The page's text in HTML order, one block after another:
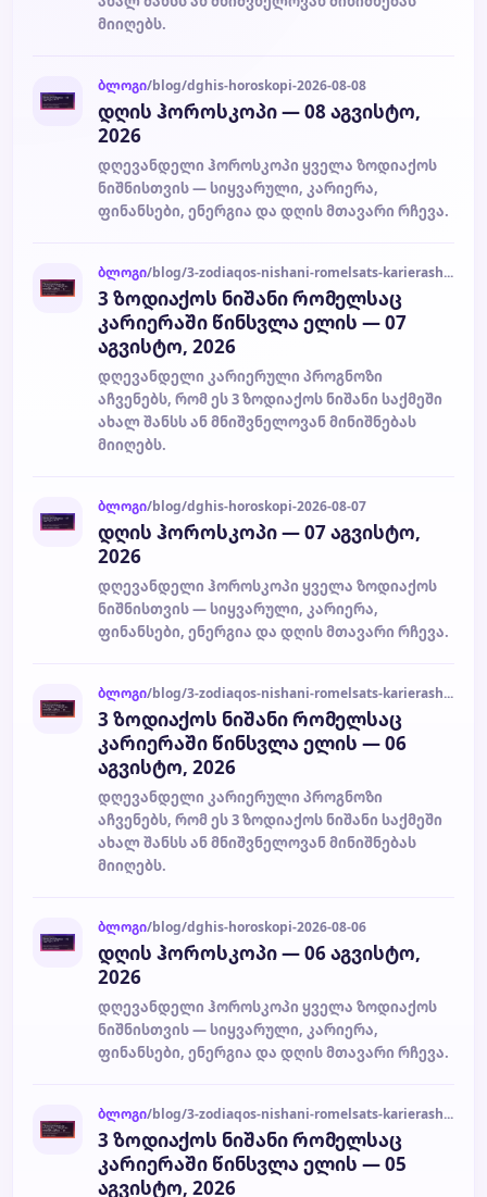
მიიღებს.
ბლოგი/blog/dghis-horoskopi-2026-08-08
დღის ჰოროსკოპი — 08 აგვისტო,
2026
დღევანდელი ჰოროსკოპი ყველა ზოდიაქოს
ნიშნისთვის — სიყვარული, კარიერა,
ფინანსები, ენერგია და დღის მთავარი რჩევა.
ბლოგი /blog/3-zodiaqos-nishani-romelsats-karierashi-tsinsvla-elis-07-agvisto-2026-2026-08-07
3 ზოდიაქოს ნიშანი რომელსაც
კარიერაში წინსვლა ელის — 07
აგვისტო, 2026
დღევანდელი კარიერული პროგნოზი
აჩვენებს, რომ ეს 3 ზოდიაქოს ნიშანი საქმეში
ახალ შანსს ან მნიშვნელოვან მინიშნებას
მიიღებს.
ბლოგი/blog/dghis-horoskopi-2026-08-07
დღის ჰოროსკოპი — 07 აგვისტო,
2026
დღევანდელი ჰოროსკოპი ყველა ზოდიაქოს
ნიშნისთვის — სიყვარული, კარიერა,
ფინანსები, ენერგია და დღის მთავარი რჩევა.
ბლოგი /blog/3-zodiaqos-nishani-romelsats-karierashi-tsinsvla-elis-06-agvisto-2026-2026-08-06
3 ზოდიაქოს ნიშანი რომელსაც
კარიერაში წინსვლა ელის — 06
აგვისტო, 2026
დღევანდელი კარიერული პროგნოზი
აჩვენებს, რომ ეს 3 ზოდიაქოს ნიშანი საქმეში
ახალ შანსს ან მნიშვნელოვან მინიშნებას
მიიღებს.
ბლოგი/blog/dghis-horoskopi-2026-08-06
დღის ჰოროსკოპი — 06 აგვისტო,
2026
დღევანდელი ჰოროსკოპი ყველა ზოდიაქოს
ნიშნისთვის — სიყვარული, კარიერა,
ფინანსები, ენერგია და დღის მთავარი რჩევა.
ბლოგი /blog/3-zodiaqos-nishani-romelsats-karierashi-tsinsvla-elis-05-agvisto-2026-2026-08-05
3 ზოდიაქოს ნიშანი რომელსაც
კარიერაში წინსვლა ელის — 05
აგვისტო, 2026